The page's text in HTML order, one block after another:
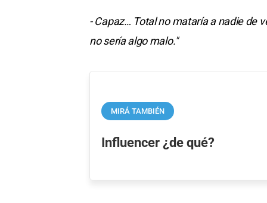
- Capaz… Total no mataría a nadie de
no sería algo malo."
MIRÁ TAMBIÉN
Influencer ¿de qué?